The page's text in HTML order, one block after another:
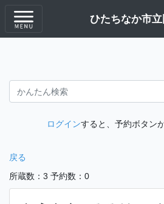
ひたちなか市
ログインすると、予約ボタン
戻る
所蔵数：3 予約数：0